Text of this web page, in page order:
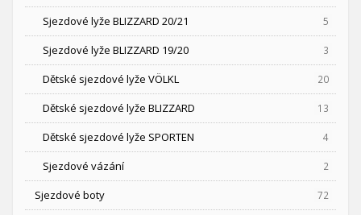
Sjezdové lyže BLIZZARD 20/21 5
Sjezdové lyže BLIZZARD 19/20 3
Dětské sjezdové lyže VÖLKL 20
Dětské sjezdové lyže BLIZZARD 13
Dětské sjezdové lyže SPORTEN 4
Sjezdové vázání 2
Sjezdové boty 72